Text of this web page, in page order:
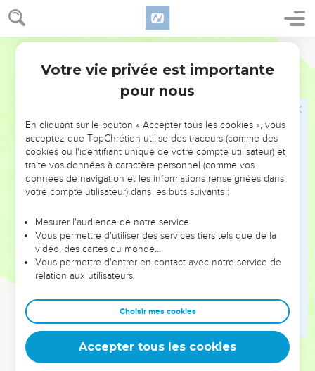
Matthieu 17
23 Ils le feront mourir, mais, le troisième jour, il ressuscitera.
Les disciples furent extrêmement affligés par ces paroles.
Le paiement de l'impôt du temple
Ils se rendirent à *Capernaüm. Là, les agents chargés de
percevoir l’impôt pour le *Temple vinrent trouver Pierre et lui
demandèrent : —Est-ce que votre Maître ne paie pas l’impôt
du Temple ?
—Mais si, répondit-il, il le paie. Quand Pierre fut entré dans
la maison, Jésus, prenant les devants, lui demanda : —Qu’en
impôts aux rois de la terre ? Les fils ou les étrangers ?
—Les étrangers, répondit Pierre. —Donc, reprit Jésus, les
fils n’ont rien à payer.
27
Toutefois, ne jetons pas ces gens dans le trouble.
Descends donc jusqu’au lac, lance ta ligne à l’eau, attrape le
premier poisson qui mordra, et ouvre-lui la bouche : tu y
trouveras une pièce d’argent. Prends-la et donne-la aux
agents en paiement de l’impôt pour nous deux.
Votre vie privée est importante
pour nous
En cliquant sur le bouton « Accepter tous les cookies », vous
acceptez que TopChrétien utilise des traceurs (comme des
cookies ou l'identifiant unique de votre compte utilisateur) et
traite vos données à caractère personnel (comme vos
données de navigation et les informations renseignées dans
votre compte utilisateur) dans les buts suivants :
Mesurer l'audience de notre service
Vous permettre d'utiliser des services tiers tels que de la
vidéo, des cartes du monde…
Vous permettre d'entrer en contact avec notre service de
relation aux utilisateurs.
Choisir mes cookies
Accepter tous les cookies